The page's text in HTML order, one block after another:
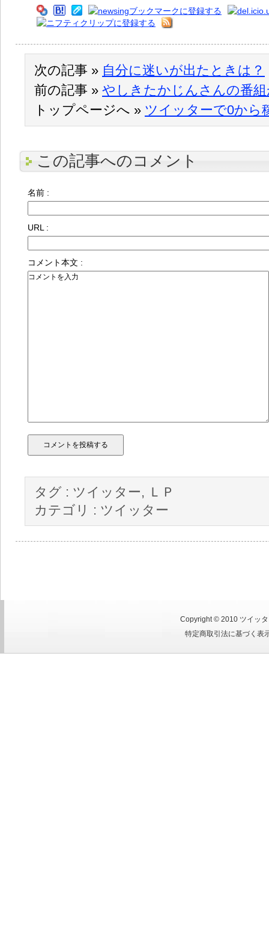
次の記事 » 自分に迷いが出たときは？
前の記事 » やしきたかじんさんの番
トップページへ » ツイッターで0から
この記事へのコメント
名前 :
URL :
コメント本文 :
タグ : ツイッター, ＬＰ
カテゴリ : ツイッター
Copyright © 2010 ツイッ
特定商取引法に基づく表